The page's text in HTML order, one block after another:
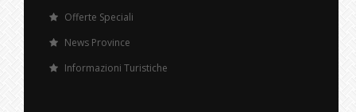
Offerte Speciali
News Province
Informazioni Turistiche